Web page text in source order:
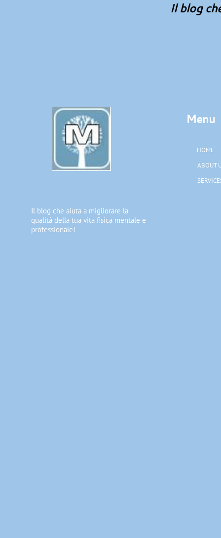
Il blog che aiuta a migliorare la
qualità della tua vita fisica mentale e
professionale!
Menu
HOME
ABOUT
Il blog